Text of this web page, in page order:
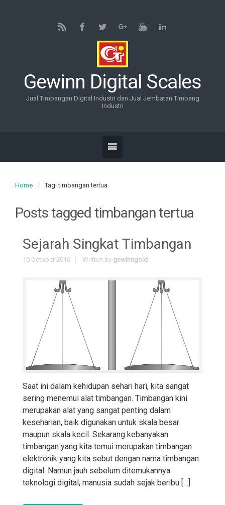
Gewinn Digital Scales
Jual Timbangan Digital Industri dan Jual Jembatan Timbang
Industri
Home Tag: timbangan tertua
Posts tagged timbangan tertua
Sejarah Singkat Timbangan
10 October 2016 Written by gewinngold
Saat ini dalam kehidupan sehari hari, kita sangat
sering menemui alat timbangan. Timbangan kini
merupakan alat yang sangat penting dalam
keseharian, baik digunakan untuk skala besar
maupun skala kecil. Sekarang kebanyakan
timbangan yang kita temui merupakan timbangan
elektronik yang kita sebut dengan nama timbangan
digital. Namun jauh sebelum ditemukannya
teknologi digital, manusia sudah sejak beribu […]